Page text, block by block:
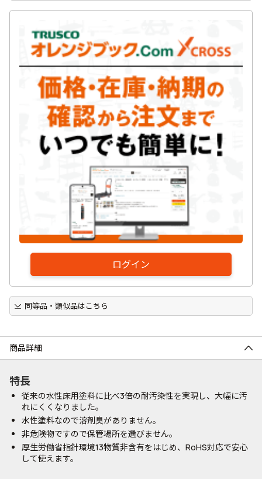
ログイン
同等品・類似品はこちら
商品詳細
特長
従来の水性床用塗料に比べ3倍の耐汚染性を実現し、大幅に汚
れにくくなりました。
水性塗料なので溶剤臭がありません。
非危険物ですので保管場所を選びません。
厚生労働省指針環境13物質非含有をはじめ、RoHS対応で安心
して使えます。